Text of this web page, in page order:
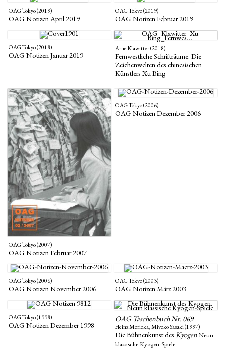
OAG Tokyo (2019)
OAG Notizen April 2019
OAG Tokyo (2019)
OAG Notizen Februar 2019
OAG Tokyo (2018)
OAG Notizen Januar 2019
Arne Klawitter (2018)
Fernwestliche Schrifträume. Die
Zeichenwelten des chinesischen
Künstlers Xu Bing
OAG Tokyo (2007)
OAG Notizen Februar 2007
OAG Tokyo (2006)
OAG Notizen Dezember 2006
OAG Tokyo (2006)
OAG Notizen November 2006
OAG Tokyo (2003)
OAG Notizen März 2003
OAG Tokyo (1998)
OAG Notizen Dezember 1998
OAG Taschenbuch Nr. 069
Heinz Morioka, Miyoko Sasaki (1997)
Die Bühnenkunst des KyogenNeun
klassische Kyogen-Spiele